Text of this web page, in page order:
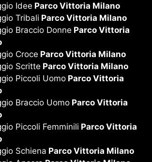
Idee Parco Vittoria Milano
Tribali Parco Vittoria Milano
Braccio Donne Parco Vittoria
Croce Parco Vittoria Milano
Scritte Parco Vittoria Milano
Piccoli Uomo Parco Vittoria
Braccio Uomo Parco Vittoria
Piccoli Femminili Parco Vittoria
Schiena Parco Vittoria Milano